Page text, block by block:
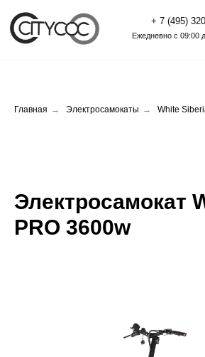
Ежедневно с 09:00 до 21:00
Главная → Электросамокаты → White
Электросамокат
PRO 3600w